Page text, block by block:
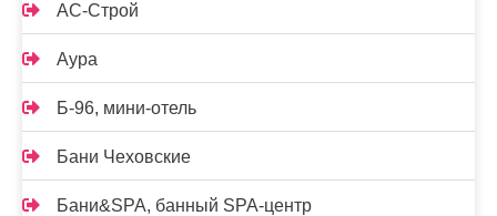
АС-Строй
Аура
Б-96, мини-отель
Бани Чеховские
Бани&SPA, банный SPA-центр